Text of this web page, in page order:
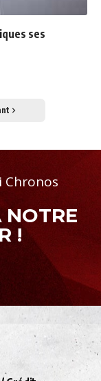
ses
Chronos
!